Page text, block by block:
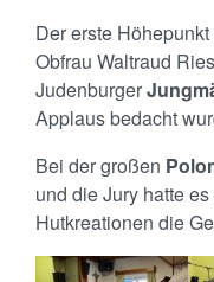
Der erste
Obfrau Waltraud
Judenburger
Applaus bedacht
Bei der großen
und die Jury hatte
Hutkreationen die